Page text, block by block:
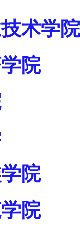
术学院
院
院
院